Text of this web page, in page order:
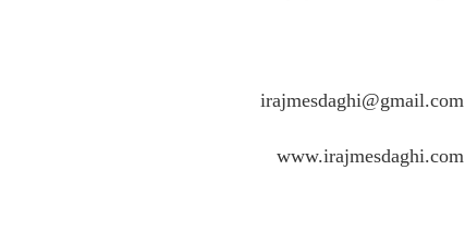
irajmesdaghi@gmail.com
www.irajmesdaghi.com